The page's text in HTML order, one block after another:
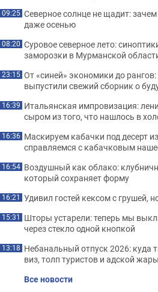
09:25 Северное солнце не щадит:
даже осенью
08:20 Суровое северное лето:
заморозки в Мурманской
23:15 От «синей» экономики до
выпустили свежий сборник о
16:39 Итальянская импровизация:
сыром из того, что нашлось в
16:36 Маскируем кабачки под десерт
справляемся с кабачковым
16:54 Воздушный как облако:
который сохраняет форму
16:21 Удивил гостей кексом с грушей,
15:31 Шторы устарели: теперь мы
через стекло одной кнопкой
13:18 Небанальный отпуск 2026: куда
виз, толп туристов и адской жары
Все новости